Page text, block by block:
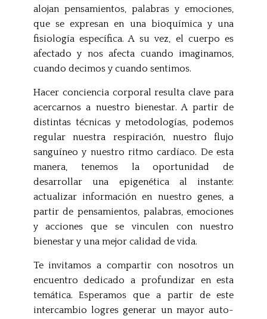
alojan pensamientos, palabras y emociones,
que se expresan en una bioquímica y una
fisiología específica. A su vez, el cuerpo es
afectado y nos afecta cuando imaginamos,
cuando decimos y cuando sentimos.
Hacer conciencia corporal resulta clave para
acercarnos a nuestro bienestar. A partir de
distintas técnicas y metodologías, podemos
regular nuestra respiración, nuestro flujo
sanguíneo y nuestro ritmo cardíaco. De esta
manera, tenemos la oportunidad de
desarrollar una epigenética al instante:
actualizar información en nuestro genes, a
partir de pensamientos, palabras, emociones
y acciones que se vinculen con nuestro
bienestar y una mejor calidad de vida.
Te invitamos a compartir con nosotros un
encuentro dedicado a profundizar en esta
temática. Esperamos que a partir de este
intercambio logres generar un mayor auto-